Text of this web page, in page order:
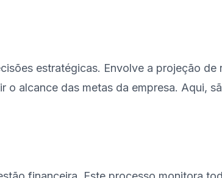
estratégicas. Envolve a projeção
alcance das metas da empresa. Aqui,